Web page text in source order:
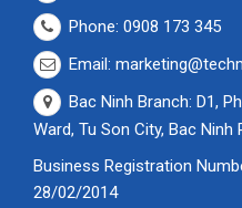
Phone: 0908 173 345
Email:
Bac Ninh Branch: D1,
Ward, Tu Son City, Bac Ninh
Business Registration
28/02/2014